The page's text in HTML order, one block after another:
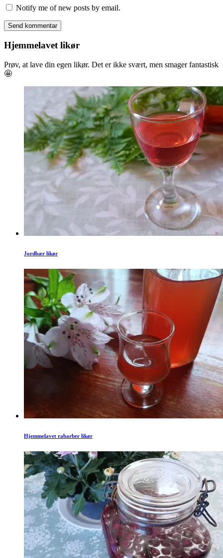
Notify me of new posts by email.
Hjemmelavet likør
Prøv, at lave din egen likør. Det er ikke svært, men smager fantastisk
🤩
Jordbær likør
Hjemmelavet rabarber likør